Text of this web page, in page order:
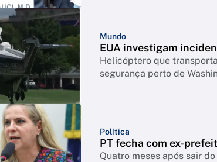
Mundo
EUA investigam
Helicóptero que
segurança perto de
Política
PT fecha com ex-
Quatro meses após sair